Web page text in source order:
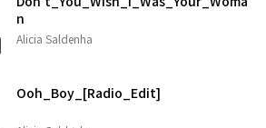
n
Alicia Saldenha
Ooh_Boy_[Radio_Edit]